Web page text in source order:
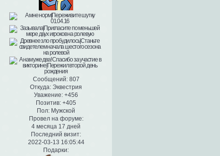
Сообщений:807
Откуда: Эквестрия
Уважение: +456
Позитив: +405
Пол: Мужской
Провел на форуме:
4 месяца 17 дней
Последний визит:
2022-03-13 16:05:44
Подарки: